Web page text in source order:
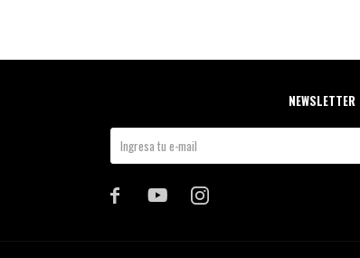
NEWSLETTER
  